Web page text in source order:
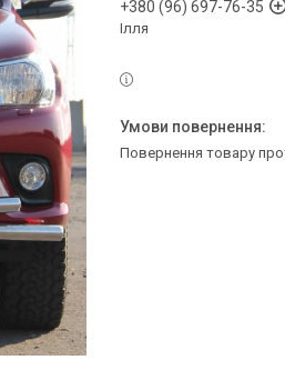
+380 (96) 697-76-35
Ілля
повернення товару